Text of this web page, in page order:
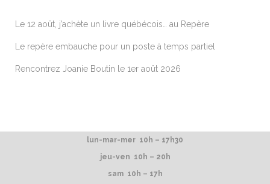
Le 12 août, j’achète un livre québécois… au Repère
Le repère embauche pour un poste à temps partiel
Rencontrez Joanie Boutin le 1er août 2026
lun-mar-mer 10h – 17h30
jeu-ven 10h – 20h
sam 10h – 17h